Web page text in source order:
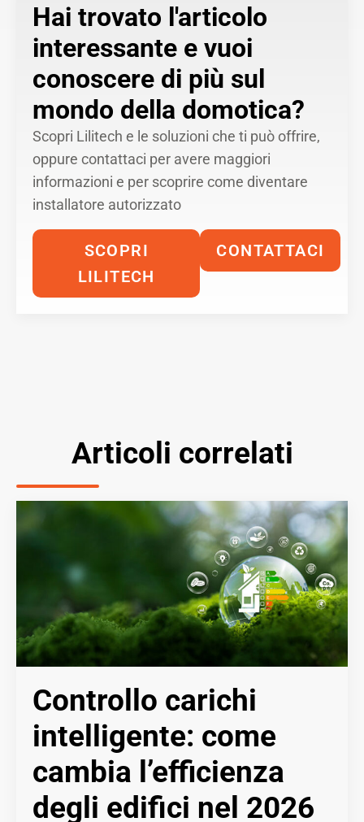
Hai trovato l'articolo
interessante e vuoi
conoscere di più sul
mondo della domotica?
Scopri Lilitech e le soluzioni che ti può offrire,
oppure contattaci per avere maggiori
informazioni e per scoprire come diventare
installatore autorizzato
SCOPRI
LILITECH
CONTATTACI
Articoli correlati
Controllo carichi
intelligente: come
cambia l’efficienza
degli edifici nel 2026